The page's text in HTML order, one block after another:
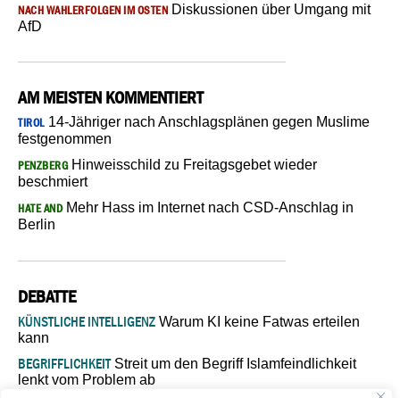
NACH WAHLERFOLGEN IM OSTEN Diskussionen über Umgang mit
AfD
AM MEISTEN KOMMENTIERT
TIROL14-Jähriger nach Anschlagsplänen gegen Muslime
festgenommen
PENZBERGHinweisschild zu Freitagsgebet wieder
beschmiert
HATE ANDMehr Hass im Internet nach CSD-Anschlag in
Berlin
DEBATTE
KÜNSTLICHE INTELLIGENZ Warum KI keine Fatwas erteilen
kann
BEGRIFFLICHKEITStreit um den Begriff Islamfeindlichkeit
lenkt vom Problem ab